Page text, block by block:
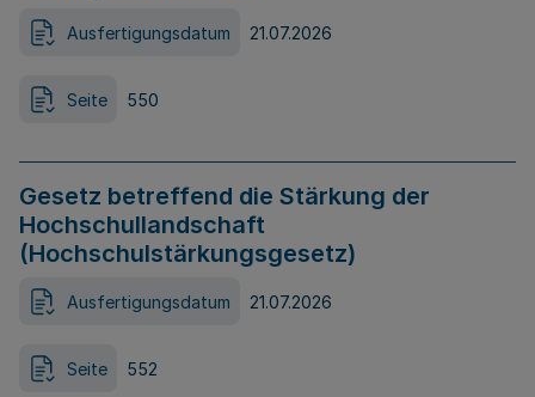
Ausfertigungsdatum 21.07.2026
Seite 550
Gesetz betreffend die Stärkung der
Hochschullandschaft
(Hochschulstärkungsgesetz)
Ausfertigungsdatum 21.07.2026
Seite 552